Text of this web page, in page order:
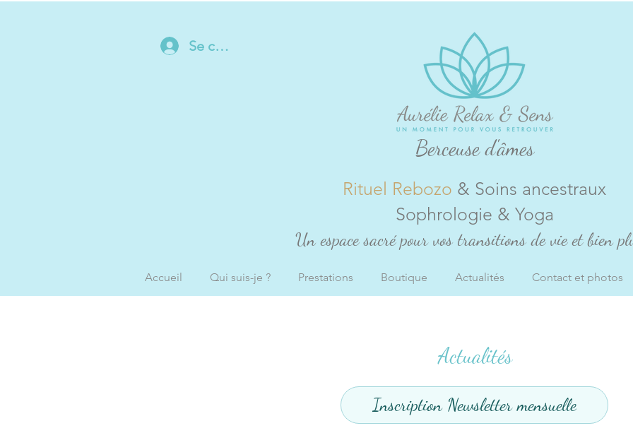
Actualités
Inscription Newsletter mensuelle
Se connecter
Berceuse d'âmes
Rituel Rebozo & Soins ancestraux
Sophrologie & Yoga
Un espace sacré pour vos transitions de vie et bien
Accueil Qui suis-je ? Prestations Boutique Actualités Contact et photos